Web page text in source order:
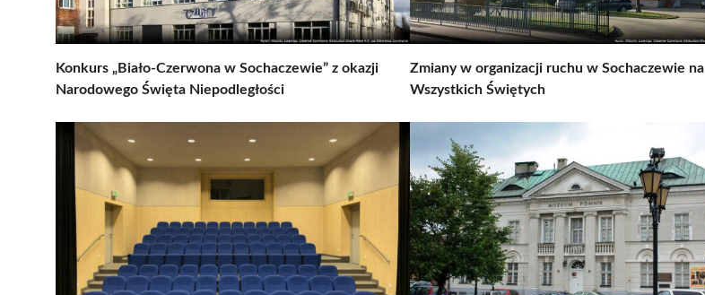
Konkurs „Biało-Czerwona w Sochaczewie” z okazji
Narodowego Święta Niepodległości
Zmiany w organizacji ruchu w Sochaczewie na
Wszystkich Świętych